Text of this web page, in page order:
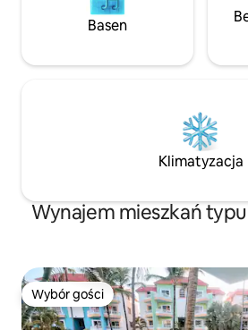
Basen
Klimatyzacja
Wynajem mieszkań
Wybór gości
Wybór gości